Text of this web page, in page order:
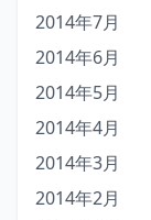
2014年7月
2014年6月
2014年5月
2014年4月
2014年3月
2014年2月